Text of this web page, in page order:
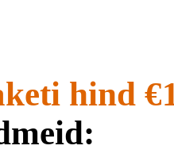
hind